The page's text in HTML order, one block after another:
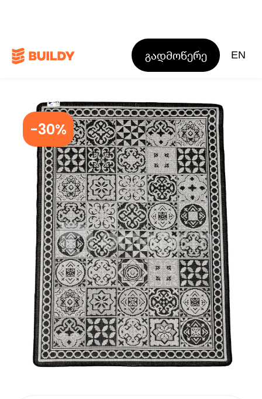
გადმოწერე EN
-30%